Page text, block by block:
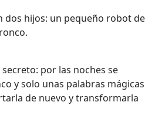
dos hijos: un pequeño robot de
por las noches se
y solo unas palabras mágicas
de nuevo y transformarla